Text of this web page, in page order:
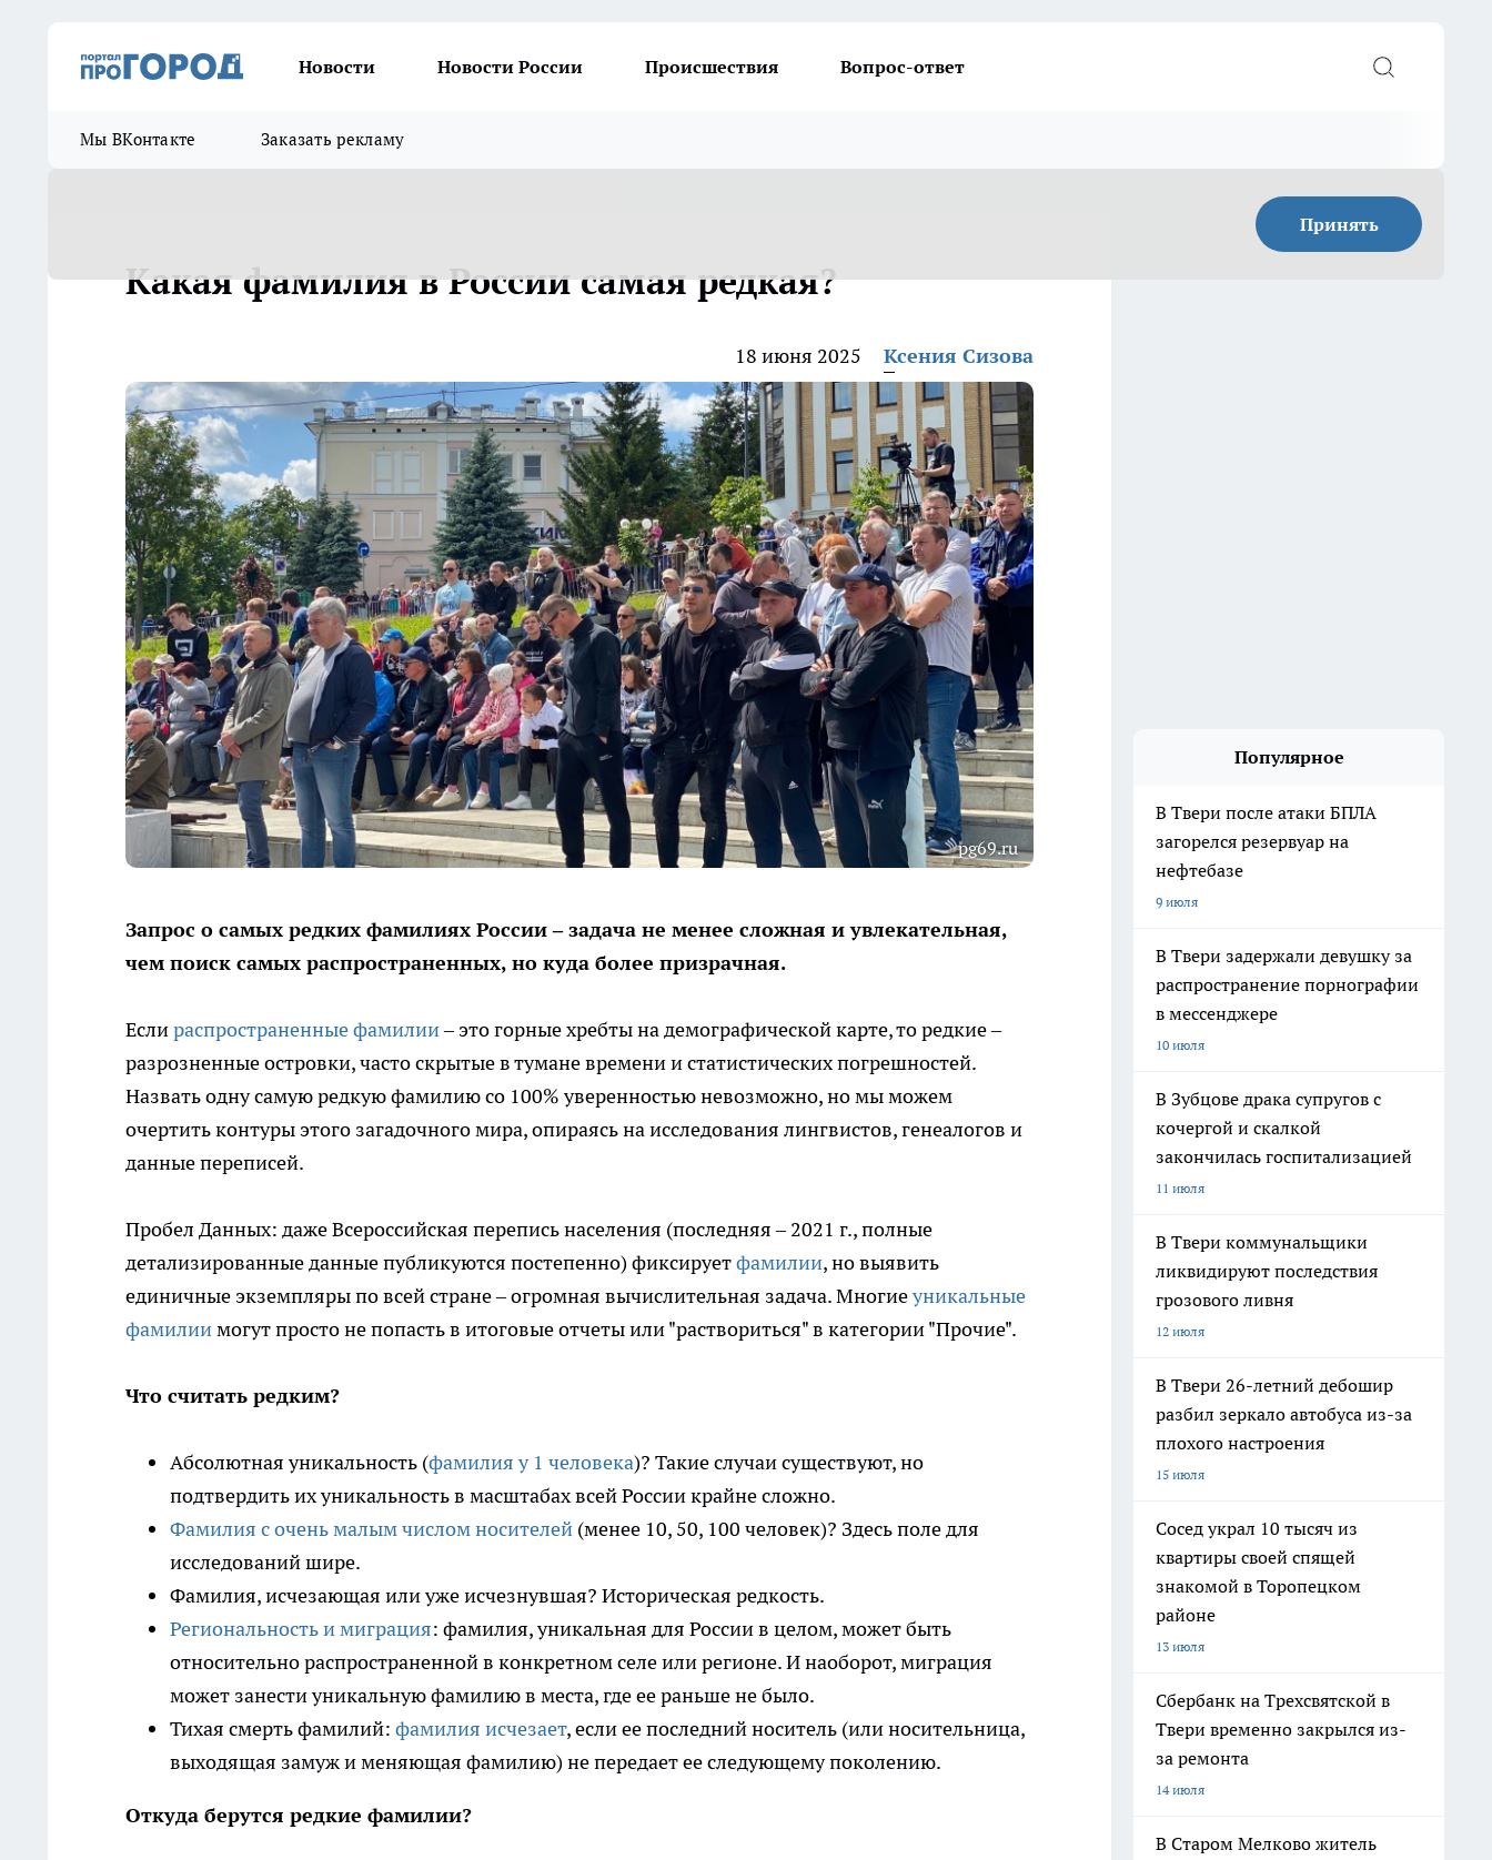
Новости Новости России Происшествия Вопрос-ответ
Мы ВКонтакте Заказать рекламу
Принять
Какая фамилия в России самая редкая?
18 июня 2025 Ксения Сизова
pg69.ru
Запрос о самых редких фамилиях России – задача не менее сложная и увлекательная,
чем поиск самых распространенных, но куда более призрачная.
Еслираспространенные фамилии– это горные хребты на демографической карте, то редкие –
разрозненные островки, часто скрытые в тумане времени и статистических погрешностей.
Назвать одну самую редкую фамилию со 100% уверенностью невозможно, но мы можем
очертить контуры этого загадочного мира, опираясь на исследования лингвистов, генеалогов и
данные переписей.
Пробел Данных: даже Всероссийская перепись населения (последняя – 2021 г., полные
детализированные данные публикуются постепенно) фиксируетфамилии, но выявить
единичные экземпляры по всей стране – огромная вычислительная задача. Многиеуникальные
фамилиимогут просто не попасть в итоговые отчеты или "раствориться" в категории "Прочие".
Что считать редким?
Абсолютная уникальность (фамилия у 1 человека)? Такие случаи существуют, но
подтвердить их уникальность в масштабах всей России крайне сложно.
Фамилия с очень малым числом носителей (менее 10, 50, 100 человек)? Здесь поле для
исследований шире.
Фамилия, исчезающая или уже исчезнувшая? Историческая редкость.
Региональность и миграция: фамилия, уникальная для России в целом, может быть
относительно распространенной в конкретном селе или регионе. И наоборот, миграция
может занести уникальную фамилию в места, где ее раньше не было.
Тихая смерть фамилий: фамилия исчезает, если ее последний носитель (или носительница,
выходящая замуж и меняющая фамилию) не передает ее следующему поколению.
Откуда берутся редкие фамилии?
Популярное
В Твери после атаки БПЛА
загорелся резервуар на
нефтебазе
9 июля
В Твери задержали девушку за
распространение порнографии
в мессенджере
10 июля
В Зубцове драка супругов с
кочергой и скалкой
закончилась госпитализацией
11 июля
В Твери коммунальщики
ликвидируют последствия
грозового ливня
12 июля
В Твери 26-летний дебошир
разбил зеркало автобуса из-за
плохого настроения
15 июля
Сосед украл 10 тысяч из
квартиры своей спящей
знакомой в Торопецком
районе
13 июля
Сбербанк на Трехсвятской в
Твери временно закрылся из-
за ремонта
14 июля
В Старом Мелково житель